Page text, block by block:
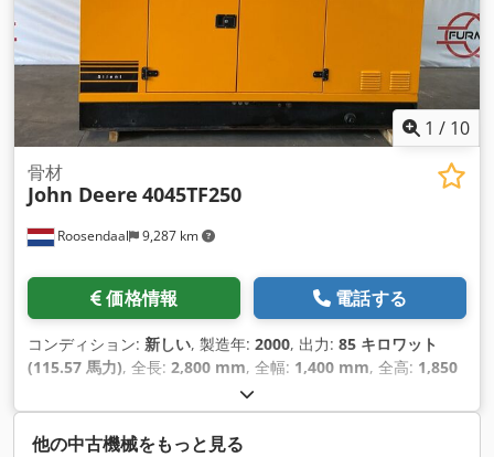
1 / 10
Roosendaal 9,287 km
骨材
John Deere 4045TF250
価格情報 電話する
コンディション: 新しい, 製造年: 2000, 出力: 85 キロワット
(115.57 馬力), 全長: 2,800 mm, 全幅: 1,400 mm, 全高: 1,850
他の中古機械をもっと見る